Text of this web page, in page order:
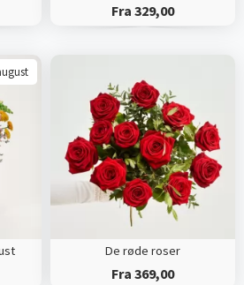
Fra 329,00
De røde roser
Fra 369,00